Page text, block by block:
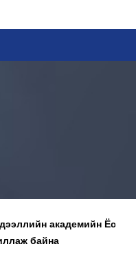
академийн Ёс
байна